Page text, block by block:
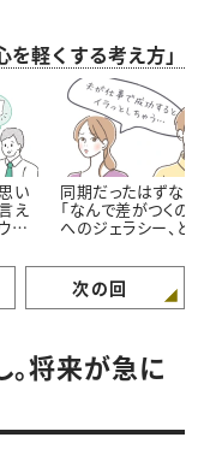
軽くする考え方」
い
え
ン
同期だったはずな
「なんで差がつくの？
へのジェラシー、ど
ラーうさこの心を軽
る考え方
次の回
。将来が急に